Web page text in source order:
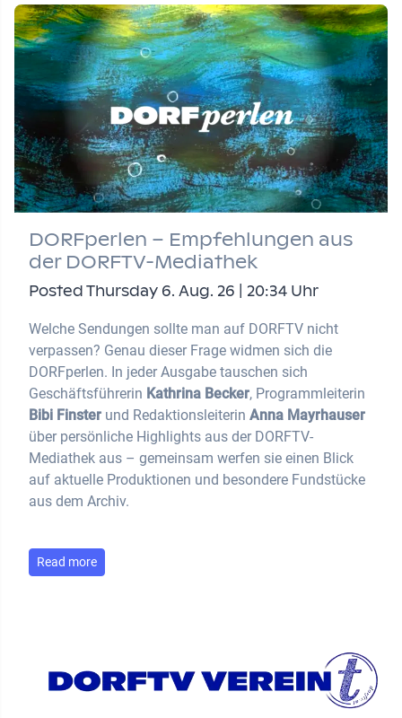
DORFperlen – Empfehlungen aus
der DORFTV-Mediathek
Posted Thursday 6. Aug. 26 | 20:34 Uhr
Welche Sendungen sollte man auf DORFTV nicht
verpassen? Genau dieser Frage widmen sich die
DORFperlen. In jeder Ausgabe tauschen sich
Geschäftsführerin Kathrina Becker, Programmleiterin
Bibi Finster und Redaktionsleiterin Anna Mayrhauser
über persönliche Highlights aus der DORFTV-
Mediathek aus – gemeinsam werfen sie einen Blick
auf aktuelle Produktionen und besondere Fundstücke
aus dem Archiv.
Read more